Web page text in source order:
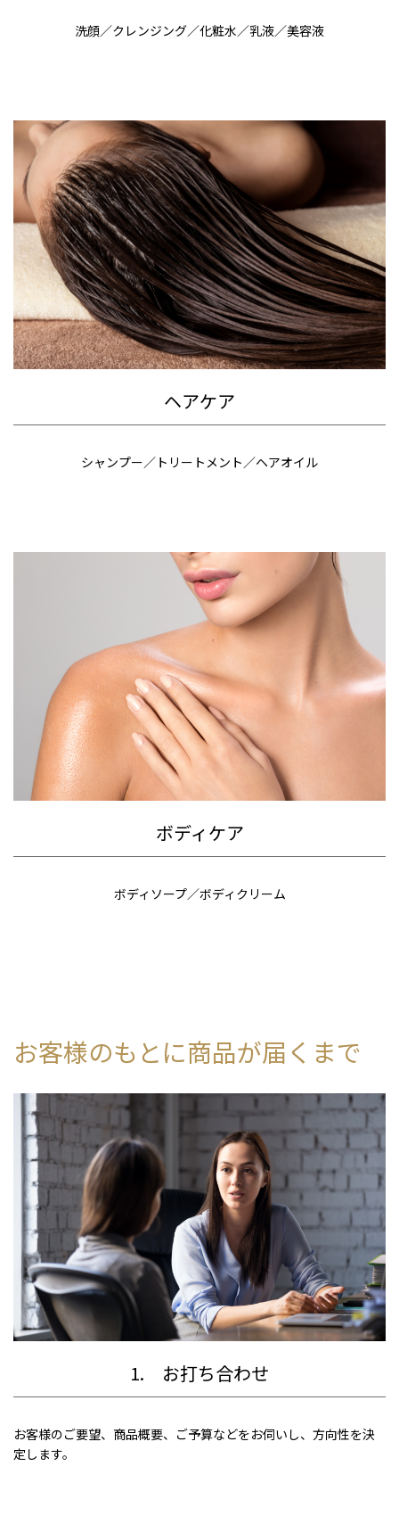
洗顔／クレンジング／化粧水／乳液／美容液
ヘアケア
シャンプー／トリートメント／ヘアオイル
ボディケア
ボディソープ／ボディクリーム
お客様のもとに商品が届くまで
1. お打ち合わせ
お客様のご要望、商品概要、ご予算などをお伺いし、方向性を決
定します。